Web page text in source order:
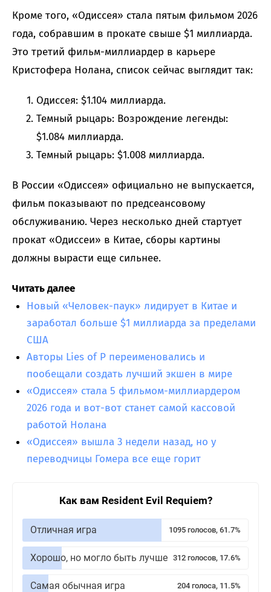
Кроме того, «Одиссея» стала пятым фильмом 2026
года, собравшим в прокате свыше $1 миллиарда.
Это третий фильм-миллиардер в карьере
Кристофера Нолана, список сейчас выглядит так:
Одиссея: $1.104 миллиарда.
Темный рыцарь: Возрождение легенды:
$1.084 миллиарда.
Темный рыцарь: $1.008 миллиарда.
В России «Одиссея» официально не выпускается,
фильм показывают по предсеансовому
обслуживанию. Через несколько дней стартует
прокат «Одиссеи» в Китае, сборы картины
должны вырасти еще сильнее.
Читать далее
Новый «Человек-паук» лидирует в Китае и
заработал больше $1 миллиарда за пределами
США
Авторы Lies of P переименовались и
пообещали создать лучший экшен в мире
«Одиссея» стала 5 фильмом-миллиардером
2026 года и вот-вот станет самой кассовой
работой Нолана
«Одиссея» вышла 3 недели назад, но у
переводчицы Гомера все еще горит
Как вам Resident Evil Requiem?
Отличная игра 1095 голосов, 61.7%
Хорошо, но могло быть лучше 312 голосов, 17.6%
Самая обычная игра 204 голоса, 11.5%